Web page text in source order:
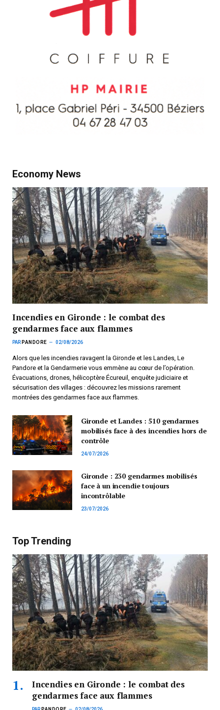
Economy News
Incendies en Gironde : le combat des
gendarmes face aux flammes
PAR PANDORE 02/08/2026
Alors que les incendies ravagent la Gironde et les Landes, Le
Pandore et la Gendarmerie vous emmène au cœur de l’opération.
Évacuations, drones, hélicoptère Écureuil, enquête judiciaire et
sécurisation des villages : découvrez les missions rarement
montrées des gendarmes face aux flammes.
Gironde et Landes : 510 gendarmes
mobilisés face à des incendies hors de
contrôle
24/07/2026
Gironde : 230 gendarmes mobilisés
face à un incendie toujours
incontrôlable
23/07/2026
Top Trending
Incendies en Gironde : le combat des
gendarmes face aux flammes